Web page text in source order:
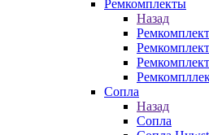
Ремкомплекты
Назад
Сопла
Назад
Сопла